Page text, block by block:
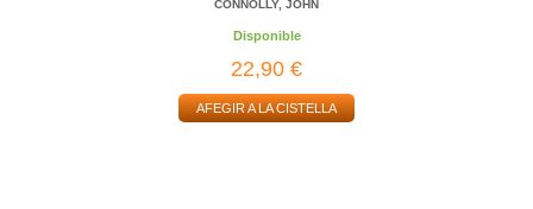
CONNOLLY, JOHN
Disponible
22,90 €
AFEGIR A LA CISTELLA